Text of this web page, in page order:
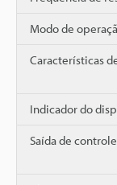
Modo de
Características
Indicador do
Saída de controle